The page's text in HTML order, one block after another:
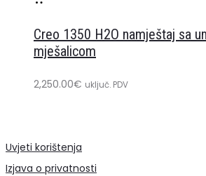
košaricu
Creo 1350 H2O namještaj sa
mješalicom
2,250.00€ uključ. PDV
Uvjeti korištenja
Izjava o privatnosti